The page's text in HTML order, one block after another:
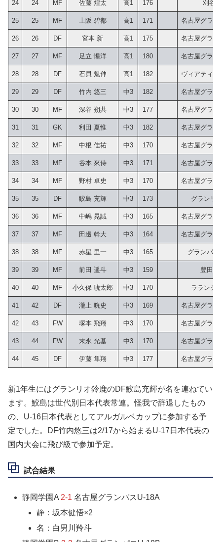
24 24 MF 佐藤 煌太 高1 176 刈谷
25 25 MF 上阪 碧都 高1 171 名古屋グラン
26 26 DF 宮本 新 高1 175 名古屋グラン
27 27 MF 足立 惺洋 高1 180 名古屋グラン
28 28 DF 石貝 魁伸 高1 182 ヴィアティン
29 29 DF 竹内 悠三 中3 182 名古屋グラン
30 30 MF 深谷 朔共 中3 177 名古屋グラン
31 31 GK 利田 夏惟 中3 182 名古屋グラン
32 32 MF 中根 佳祐 中3 170 名古屋グラン
33 33 MF 谷本 來侍 中3 171 名古屋グラン
34 34 MF 野村 卓史 中3 170 名古屋グラン
35 35 DF 鮫島 充輝 中3 173 グランリ
36 36 MF 中嶋 晃誠 中3 165 名古屋グラン
37 37 MF 田邊 幹大 中3 164 名古屋グラン
38 38 MF 赤星 里一 中3 165 グランパ
39 39 MF 前田 遥斗 中3 159 豊田
40 40 MF 小久保 琥太郎 中3 170 ラランジ
41 42 DF 瀧上 晄史 中3 169 名古屋グラン
42 43 FW 塚本 飛翔 中3 170 名古屋グラン
43 44 FW 末永 光基 中3 170 名古屋グラン
44 45 DF 伊藤 隼翔 中3 177 名古屋グラン
新1年生にはグランリオ鈴鹿のDF鮫島充輝が名を連ねてい
ます。鮫島は世代別日本代表常連。怪我で辞退したもの
の、U-16日本代表としてアルガルベカップに参加する予
定でした。DF竹内悠三は2/17から始まるU-17日本代表の
国内大会に飛び級で参加予定。
試合結果
静岡学園A 2-1 名古屋グランパスU-18A
静：坂本健悟×2
名：白男川羚斗